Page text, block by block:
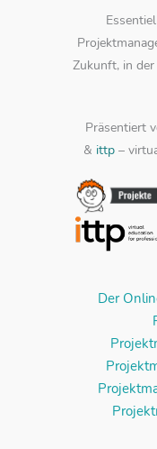
Zukunft, in
Präsentiert
& ittp–
Der